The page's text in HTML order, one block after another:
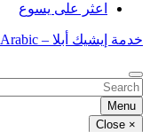
اعثر على يسوع
خدمة إيشيك أبلا – IŞIK ABLA Ministries Arabic
البحث
عن:
Menu
×